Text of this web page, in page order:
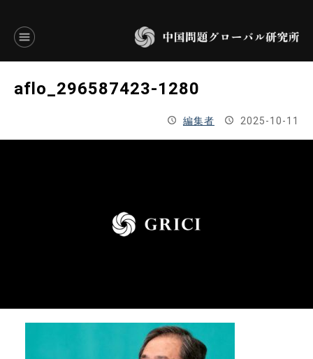
JAPANESE
aflo_296587423-1280
編集者 2025-10-11